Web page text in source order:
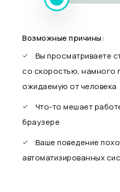
Возможные причины:
Вы просматриваете
со скоростью,
ожидаемую от человека
Что-то мешает
браузере
Ваше поведение
автоматизированных